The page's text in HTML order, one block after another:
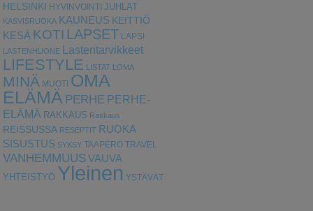
HELSINKI
HYVINVOINTI JUHLAT
KASVISRUOKA KAUNEUS KEITTIÖ
KESÄ KOTI LAPSET LAPSI
LASTENHUONE Lastentarvikkeet
LIFESTYLE LISTAT LOMA
MINÄ MUOTI OMA
ELÄMÄ PERHE PERHE-
ELÄMÄ RAKKAUS Raskaus
REISSUSSA RESEPTIT RUOKA
SISUSTUS SYKSY TAAPERO TRAVEL
VANHEMMUUS VAUVA
YHTEISTYÖ Yleinen YSTÄVÄT